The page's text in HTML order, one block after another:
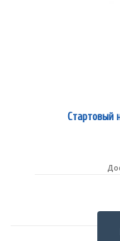
Стартовый